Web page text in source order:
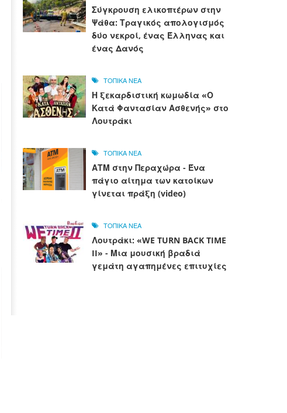
Σύγκρουση ελικοπτέρων στην
Ψάθα: Τραγικός απολογισμός
δύο νεκροί, ένας Έλληνας και
ένας Δανός
ΤΟΠΙΚΑ ΝΕΑ
Η ξεκαρδιστική κωμωδία «Ο
Κατά Φαντασίαν Ασθενής» στο
Λουτράκι
ΤΟΠΙΚΑ ΝΕΑ
ΑΤΜ στην Περαχώρα - Ένα
πάγιο αίτημα των κατοίκων
γίνεται πράξη (video)
ΤΟΠΙΚΑ ΝΕΑ
Λουτράκι: «WE TURN BACK TIME
II» - Μια μουσική βραδιά
γεμάτη αγαπημένες επιτυχίες